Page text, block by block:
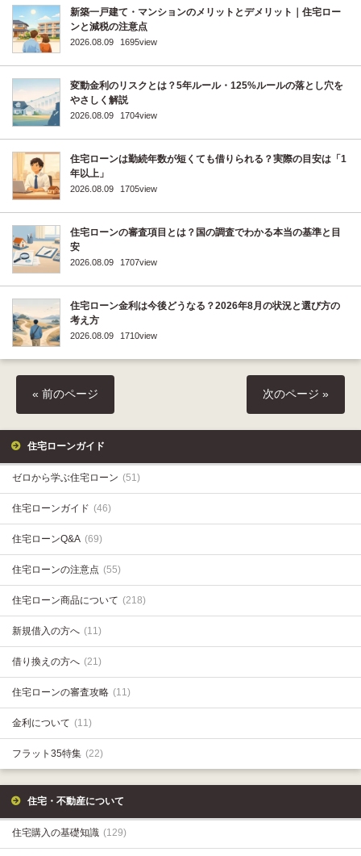
新築一戸建て・マンションのメリットとデメリット｜住宅ロー
ンと減税の注意点
2026.08.09 1695view
変動金利のリスクとは？5年ルール・125%ルールの落とし穴を
やさしく解説
2026.08.09 1704view
住宅ローンは勤続年数が短くても借りられる？実際の目安は「1
年以上」
2026.08.09 1705view
住宅ローンの審査項目とは？国の調査でわかる本当の基準と目
安
2026.08.09 1707view
住宅ローン金利は今後どうなる？2026年8月の状況と選び方の
考え方
2026.08.09 1710view
« 前のページ 次のページ »
住宅ローンガイド
ゼロから学ぶ住宅ローン (51)
住宅ローンガイド (46)
住宅ローンQ&A (69)
住宅ローンの注意点 (55)
住宅ローン商品について (218)
新規借入の方へ (11)
借り換えの方へ (21)
住宅ローンの審査攻略 (11)
金利について (11)
フラット35特集 (22)
住宅・不動産について
住宅購入の基礎知識 (129)